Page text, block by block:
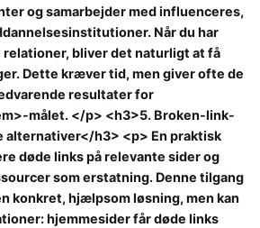
og samarbejder med influenceres,
Når du har
bliver det naturligt at få
Dette kræver tid, men giver ofte de
resultater for
målet. </p> <h3>5. Broken-link-
h3> <p> En praktisk
døde links på relevante sider og
som erstatning. Denne tilgang
konkret, hjælpsom løsning, men kan
hjemmesider får døde links